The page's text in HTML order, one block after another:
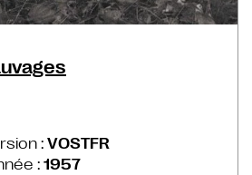
:VOSTFR
: 1957